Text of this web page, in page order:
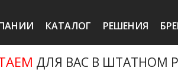
КАТАЛОГ РЕШЕНИЯ
ДЛЯ ВАС В ШТАТНОМ